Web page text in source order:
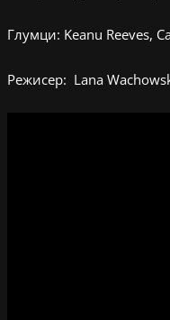
Глумци: Keanu Reeves,
Режисер: Lana